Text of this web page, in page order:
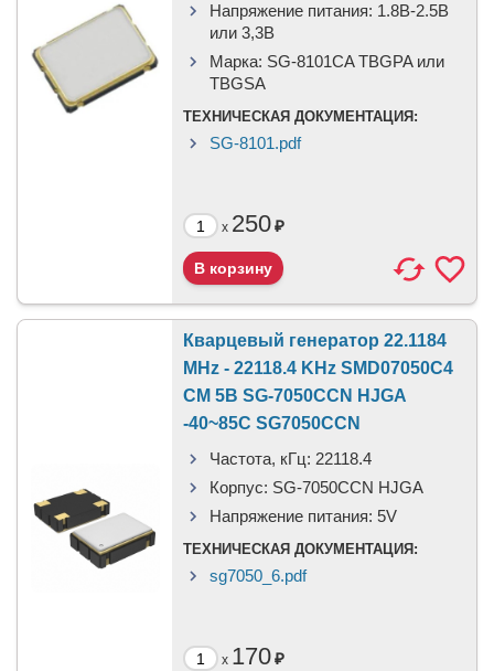
Напряжение питания: 1.8В-2.5B
или 3,3B
Марка: SG-8101CA TBGPA или
TBGSA
ТЕХНИЧЕСКАЯ ДОКУМЕНТАЦИЯ:
SG-8101.pdf
x 250₽
Кварцевый генератор 22.1184
MHz - 22118.4 KHz SMD07050C4
CM 5В SG-7050CCN HJGA
-40~85C SG7050CCN
Частота, кГц: 22118.4
Корпус: SG-7050CCN HJGA
Напряжение питания: 5V
ТЕХНИЧЕСКАЯ ДОКУМЕНТАЦИЯ:
sg7050_6.pdf
x 170₽